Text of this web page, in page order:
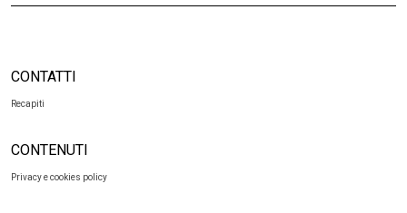
CONTATTI
Recapiti
CONTENUTI
Privacy e cookies policy